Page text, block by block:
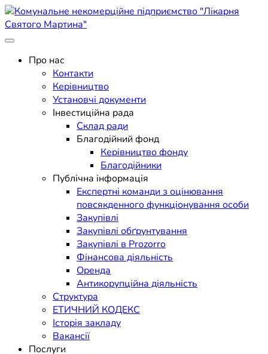
Skip
to
content
Комунальне некомерційне
підприємство "Лікарня
Святого Мартина"
Поліклініка Мукачево
Про нас
Контакти
Керівництво
Установчі документи
Інвестиційна рада
Склад ради
Благодійний фонд
Керівництво фонду
Благодійники
Публічна інформація
Експертні команди з оцінювання
повсякденного функціонування особи
Закупівлі
Закупівлі обґрунтування
Закупівлі в Prozorro
Фінансова діяльність
Оренда
Антикорупційна діяльність
Структура
ЕТИЧНИЙ КОДЕКС
Історія закладу
Вакансії
Послуги